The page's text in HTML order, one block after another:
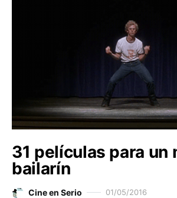
31 películas para un
bailarín
Cine en Serio 01/05/2016